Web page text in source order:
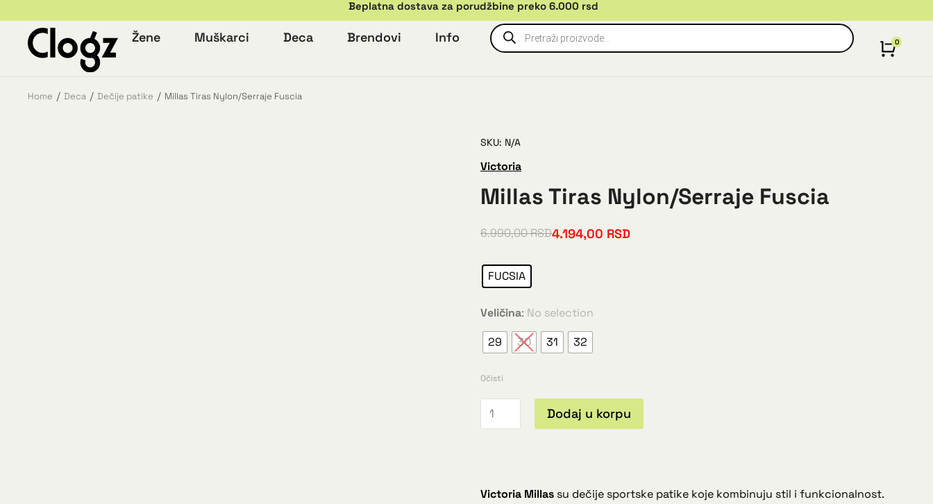
Beplatna dostava za porudžbine preko 6.000 rsd
Žene Muškarci Deca Brendovi Info
You are here:
Home Deca Dečije patike Millas Tiras Nylon/Serraje Fuscia
SKU: N/A
Victoria
Millas Tiras Nylon/Serraje Fuscia
6.990,00RSD4.194,00 RSD
FUCSIA
Veličina: No selection
29 30 31 32
Očisti
Dodaj u korpu
Victoria Millas su dečije sportske patike koje kombinuju stil i funkcionalnost.